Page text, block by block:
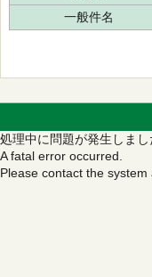
一般件名
処理中に問題が発生しまし
A fatal error occurred.
Please contact the system